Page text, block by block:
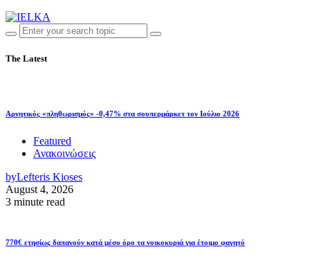
The Latest
Αρνητικός «πληθωρισμός» -0,47% στα σουπερμάρκετ τον Ιούλιο 2026
Featured
Ανακοινώσεις
byLefteris Kioses
August 4, 2026
3 minute read
770€ ετησίως δαπανούν κατά μέσο όρο τα νοικοκυριά για έτοιμο φαγητό